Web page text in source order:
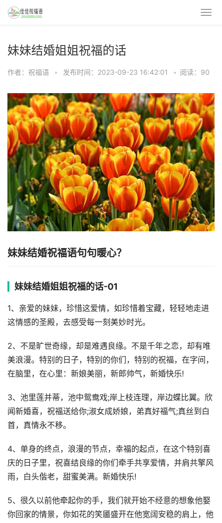
妹妹结婚姐姐祝福的话
作者：祝福语 • 发布时间：2023-09-23 16:42:01 • 阅读：90
妹妹结婚祝福语句句暖心？
妹妹结婚姐姐祝福的话-01
1、亲爱的妹妹，珍惜这爱情，如珍惜着宝藏，轻轻地走进
这情感的圣殿，去感受每一刻美妙时光。
2、不是旷世奇缘，却是难遇良缘。不是千年之恋，却有唯
美浪漫。特别的日子，特别的你们，特别的祝福，在字间，
在脑里，在心里：新娘美丽，新郎帅气，新婚快乐!
3、池里莲并蒂，池中鸳鸯戏;岸上枝连理，岸边蝶比翼。欣
闻新婚喜，祝福送给你;淑女成娇娘，弟真好福气;真丝到白
首，真情永不移。
4、单身的终点，浪漫的节点，幸福的起点，在这个特别喜
庆的日子里，祝喜结良缘的你们牵手共享爱情，并肩共擎风
雨，白头偕老，甜蜜美满。新婚快乐!
5、很久以前他牵起你的手，我们就开始不经意的想象他娶
你回家的情景，你如花的笑靥盛开在他宽阔安稳的肩上，他